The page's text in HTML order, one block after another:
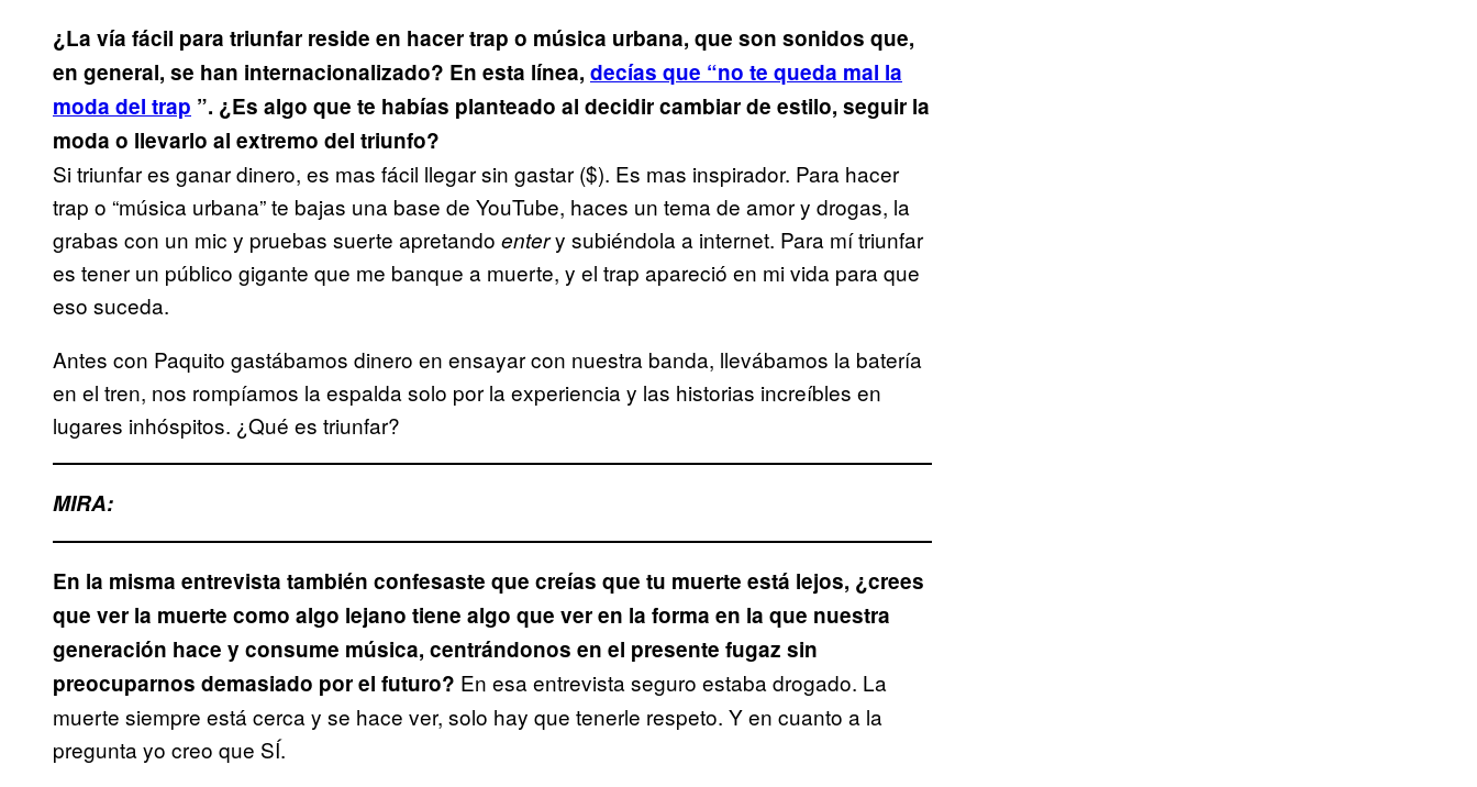
¿La vía fácil para triunfar reside en hacer trap o música urbana, que son sonidos que,
en general, se han internacionalizado? En esta línea, decías que “no te queda mal la
moda del trap ”. ¿Es algo que te habías planteado al decidir cambiar de estilo, seguir la
moda o llevarlo al extremo del triunfo?
Si triunfar es ganar dinero, es mas fácil llegar sin gastar ($). Es mas inspirador. Para hacer
trap o “música urbana” te bajas una base de YouTube, haces un tema de amor y drogas, la
grabas con un mic y pruebas suerte apretando entery subiéndola a internet. Para mí triunfar
es tener un público gigante que me banque a muerte, y el trap apareció en mi vida para que
eso suceda.
Antes con Paquito gastábamos dinero en ensayar con nuestra banda, llevábamos la batería
en el tren, nos rompíamos la espalda solo por la experiencia y las historias increíbles en
lugares inhóspitos. ¿Qué es triunfar?
MIRA:
En la misma entrevista también confesaste que creías que tu muerte está lejos, ¿crees
que ver la muerte como algo lejano tiene algo que ver en la forma en la que nuestra
generación hace y consume música, centrándonos en el presente fugaz sin
preocuparnos demasiado por el futuro? En esa entrevista seguro estaba drogado. La
muerte siempre está cerca y se hace ver, solo hay que tenerle respeto. Y en cuanto a la
pregunta yo creo que SÍ.